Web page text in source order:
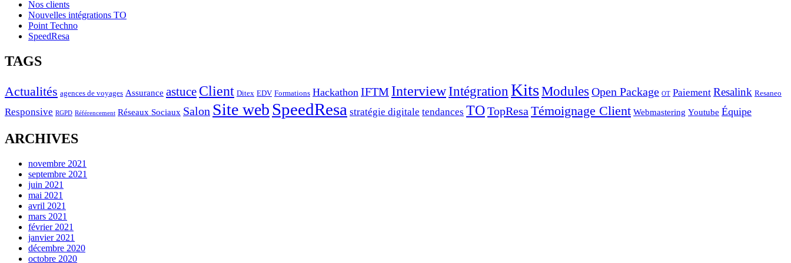
Nos clients
Nouvelles intégrations TO
Point Techno
SpeedResa
TAGS
Actualités agences de voyages Assurance astuce Client Ditex EDV Formations Hackathon IFTM InterviewIntégration KitsModules Open Package OT Paiement Resalink Resaneo
Responsive RGPD Référencement Réseaux Sociaux Salon Site web SpeedResa stratégie digitale tendances TOTopResa Témoignage Client Webmastering Youtube Équipe
ARCHIVES
novembre 2021
septembre 2021
juin 2021
mai 2021
avril 2021
mars 2021
février 2021
janvier 2021
décembre 2020
octobre 2020